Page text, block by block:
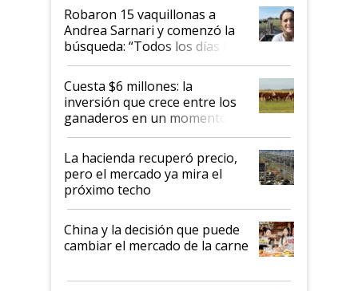
Robaron 15 vaquillonas a
Andrea Sarnari y comenzó la
búsqueda: “Todos los días le
toca a algún productor”
Cuesta $6 millones: la
inversión que crece entre los
ganaderos en un momento
histórico para la actividad
La hacienda recuperó precio,
pero el mercado ya mira el
próximo techo
China y la decisión que puede
cambiar el mercado de la carne